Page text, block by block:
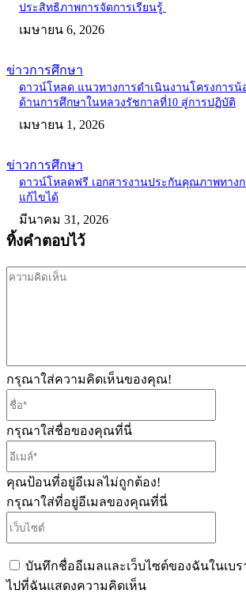
ประสิทธิภาพการจัดการเรียนรู้
เมษายน 6, 2026
ข่าวการศึกษา
ดาวน์โหลด แนวทางการดำเนินงานโครงการ
ด้านการศึกษาในหลวงรัชกาลที่10 สู่การปฏิบัติ
เมษายน 1, 2026
ข่าวการศึกษา
ดาวน์โหลดฟรี เอกสารงานประกันคุณภาพทางก
แก้ไขได้
มีนาคม 31, 2026
ทิ้งคำตอบไว้
กรุณาใส่ความคิดเห็นของคุณ!
กรุณาใส่ชื่อของคุณที่นี่
คุณป้อนที่อยู่อีเมลไม่ถูกต้อง!
กรุณาใส่ที่อยู่อีเมลของคุณที่นี่
บันทึกชื่ออีเมลและเว็บไซต์ของฉันในเบร
ไปที่ฉันแสดงความคิดเห็น